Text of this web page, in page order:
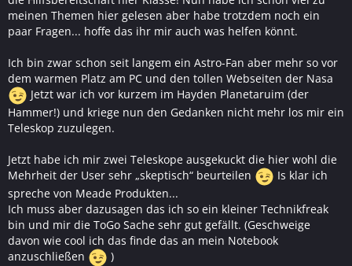
meinen Themen hier gelesen aber habe trotzdem noch ein
paar Fragen... hoffe das ihr mir auch was helfen könnt.
Ich bin zwar schon seit langem ein Astro-Fan aber mehr so vor
dem warmen Platz am PC und den tollen Webseiten der Nasa
Jetzt war ich vor kurzem im Hayden Planetaruim (der
Hammer!) und kriege nun den Gedanken nicht mehr los mir ein
Teleskop zuzulegen.
Jetzt habe ich mir zwei Teleskope ausgekuckt die hier wohl die
Mehrheit der User sehr „skeptisch“ beurteilen
Is klar ich
spreche von Meade Produkten...
Ich muss aber dazusagen das ich so ein kleiner Technikfreak
bin und mir die ToGo Sache sehr gut gefällt. (Geschweige
davon wie cool ich das finde das an mein Notebook
anzuschließen
)